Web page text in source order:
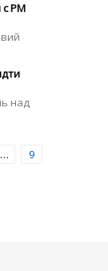
с РМ
над
…
9